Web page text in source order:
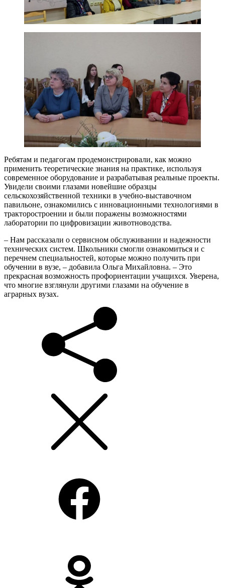
Ребятам и педагогам продемонстрировали, как можно
применить теоретические знания на практике, используя
современное оборудование и разрабатывая реальные проекты.
Увидели своими глазами новейшие образцы
сельскохозяйственной техники в учебно-выставочном
павильоне, ознакомились с инновационными технологиями в
тракторостроении и были поражены возможностями
лаборатории по цифровизации животноводства.
– Нам рассказали о сервисном обслуживании и надежности
технических систем. Школьники смогли ознакомиться и с
перечнем специальностей, которые можно получить при
обучении в вузе, – добавила Ольга Михайловна. – Это
прекрасная возможность профориентации учащихся. Уверена,
что многие взглянули другими глазами на обучение в
аграрных вузах.